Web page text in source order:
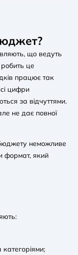
що ведуть
це
працює так
цифри
за відчуттями.
не дає повної
неможливе
формат, який